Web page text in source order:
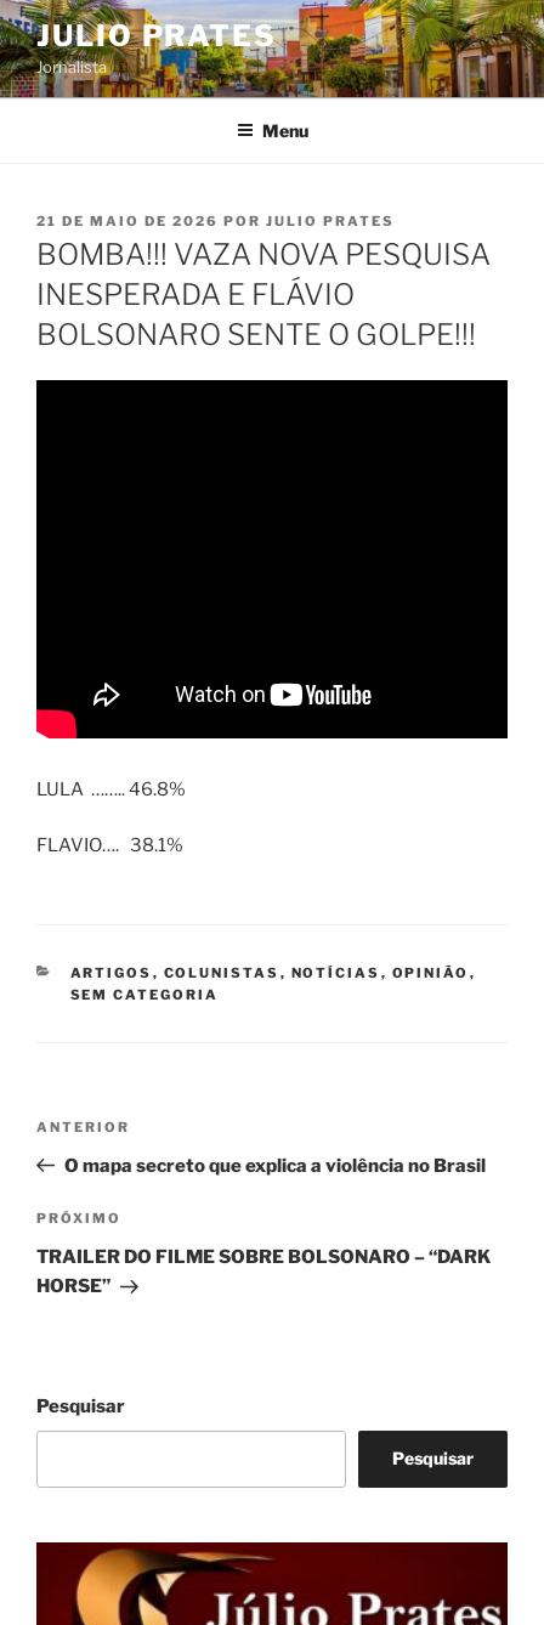
Pular
para
o
conteúdo
JULIO PRATES
Jornalista
Menu
PUBLICADO
EM
21 DE MAIO DE 2026 POR JULIO PRATES
BOMBA!!! VAZA NOVA PESQUISA
INESPERADA E FLÁVIO
BOLSONARO SENTE O GOLPE!!!
LULA …….. 46.8%
FLAVIO…. 38.1%
CATEGORIAS
ARTIGOS , COLUNISTAS , NOTÍCIAS , OPINIÃO ,
SEM CATEGORIA
Post
Post
anterior
ANTERIOR
O mapa secreto que explica a violência no Brasil
Próximo
post
PRÓXIMO
TRAILER DO FILME SOBRE BOLSONARO – “DARK
HORSE”
Pesquisar
Pesquisar